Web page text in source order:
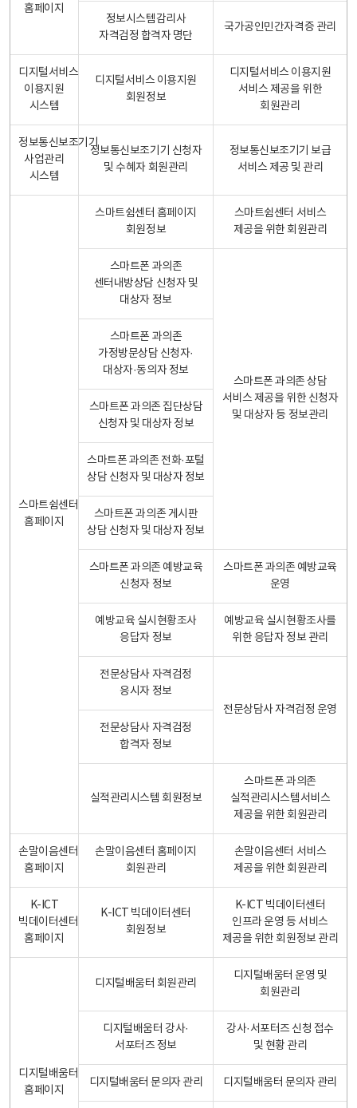
홈페이지
정보시스템감리사
자격검정 합격자 명단
국가공인민간자격증 관리
디지털서비스
이용지원
시스템
디지털서비스 이용지원
회원정보
디지털서비스 이용지원
서비스 제공을 위한
회원관리
정보통신보조기기
사업관리
시스템
정보통신보조기기 신청자
및 수혜자 회원관리
정보통신보조기기 보급
서비스 제공 및 관리
스마트쉼센터
홈페이지
스마트쉼센터 홈페이지
회원정보
스마트쉼센터 서비스
제공을 위한 회원관리
스마트폰 과의존
센터내방상담 신청자 및
대상자 정보
스마트폰 과의존 상담
서비스 제공을 위한 신청자
및 대상자 등 정보관리
스마트폰 과의존
가정방문상담 신청자·
대상자·동의자 정보
스마트폰 과의존 집단상담
신청자 및 대상자 정보
스마트폰 과의존 전화·포털
상담 신청자 및 대상자 정보
스마트폰 과의존 게시판
상담 신청자 및 대상자 정보
스마트폰 과의존 예방교육
신청자 정보
스마트폰 과의존 예방교육
운영
예방교육 실시현황조사
응답자 정보
예방교육 실시현황조사를
위한 응답자 정보 관리
전문상담사 자격검정
응시자 정보
전문상담사 자격검정 운영
전문상담사 자격검정
합격자 정보
실적관리시스템 회원정보
스마트폰 과의존
실적관리시스템서비스
제공을 위한 회원관리
손말이음센터
홈페이지
손말이음센터 홈페이지
회원관리
손말이음센터 서비스
제공을 위한 회원관리
K-ICT
빅데이터센터
홈페이지
K-ICT 빅데이터센터
회원정보
K-ICT 빅데이터센터
인프라 운영 등 서비스
제공을 위한 회원정보 관리
디지털배움터
홈페이지
디지털배움터 회원관리
디지털배움터 운영 및
회원관리
디지털배움터 강사·
서포터즈 정보
강사·서포터즈 신청 접수
및 현황 관리
디지털배움터 문의자 관리 디지털배움터 문의자 관리